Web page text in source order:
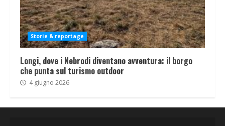
Storie & reportage
Longi, dove i Nebrodi diventano avventura: il borgo
che punta sul turismo outdoor
4 giugno 2026